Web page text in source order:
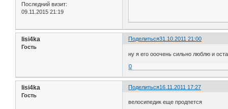
Последний визит:
09.11.2015 21:19
Поделиться31.10.2011 21:00
lisi4ka
Гость
ну я его ооочень сильно люблю и
0
Поделиться16.11.2011 17:27
lisi4ka
Гость
велосипедик еще продпется